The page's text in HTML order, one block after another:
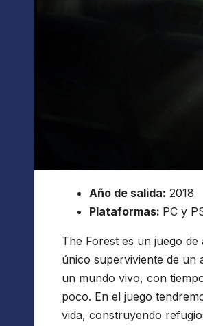
Año de salida: 2018
Plataformas: PC y
The Forest es un juego
único superviviente de un
un mundo vivo, con
poco. En el juego
vida, construyendo